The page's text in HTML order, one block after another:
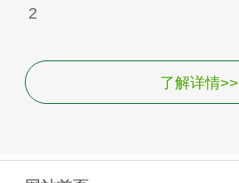
2
了解详情>>